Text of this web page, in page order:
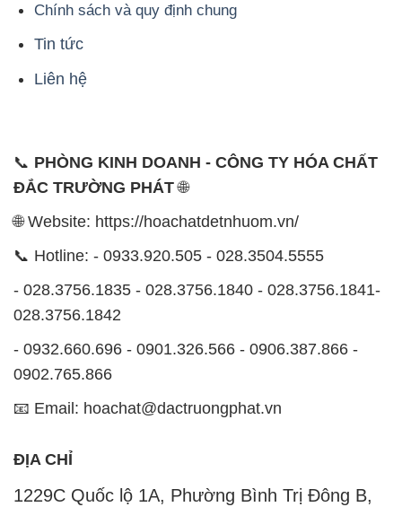
Chính sách và quy định chung
Tin tức
Liên hệ
📞 PHÒNG KINH DOANH - CÔNG TY HÓA CHẤT
ĐẮC TRƯỜNG PHÁT🌐
🌐 Website: https://hoachatdetnhuom.vn/
📞 Hotline: - 0933.920.505 - 028.3504.5555
- 028.3756.1835 - 028.3756.1840 - 028.3756.1841-
028.3756.1842
- 0932.660.696 - 0901.326.566 - 0906.387.866 -
0902.765.866
📧 Email: hoachat@dactruongphat.vn
ĐỊA CHỈ
1229C Quốc lộ 1A, Phường Bình Trị Đông B,